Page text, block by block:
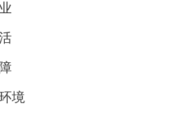
境